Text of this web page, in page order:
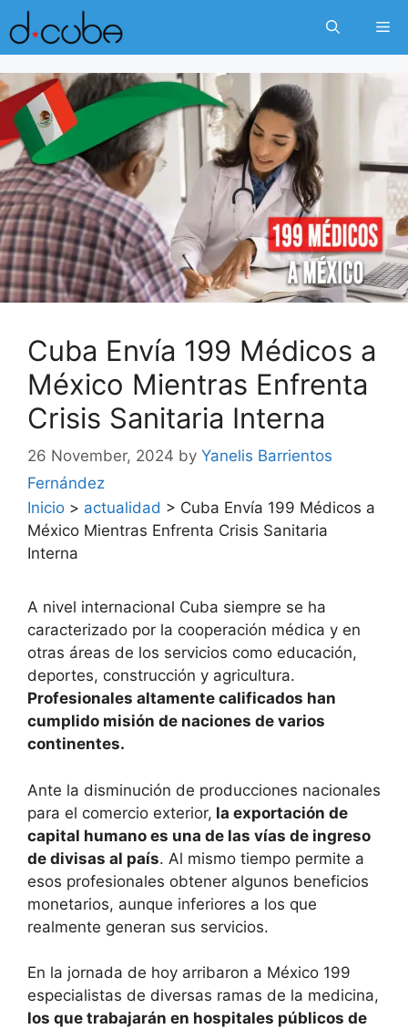
Skip
to
content
Cuba Envía 199 Médicos a
México Mientras Enfrenta
Crisis Sanitaria Interna
26 November, 2024 by Yanelis Barrientos
Fernández
Inicio > actualidad > Cuba Envía 199 Médicos a
México Mientras Enfrenta Crisis Sanitaria
Interna
A nivel internacional Cuba siempre se ha
caracterizado por la cooperación médica y en
otras áreas de los servicios como educación,
deportes, construcción y agricultura.
Profesionales altamente calificados han
cumplido misión de naciones de varios
continentes.
Ante la disminución de producciones nacionales
para el comercio exterior, la exportación de
capital humano es una de las vías de ingreso
de divisas al país. Al mismo tiempo permite a
esos profesionales obtener algunos beneficios
monetarios, aunque inferiores a los que
realmente generan sus servicios.
En la jornada de hoy arribaron a México 199
especialistas de diversas ramas de la medicina,
los que trabajarán en hospitales públicos de